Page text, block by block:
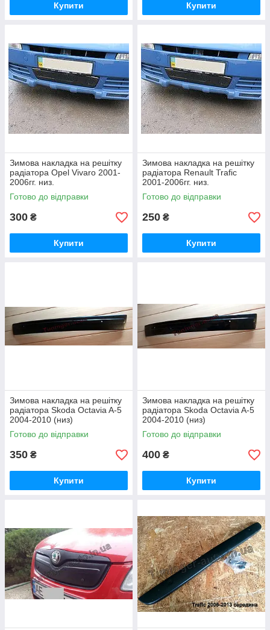
Купити Купити
Зимова накладка на решітку
радіатора Opel Vivaro 2001-
2006гг. низ.
Готово до відправки
300 ₴
Купити
Зимова накладка на решітку
радіатора Renault Trafic
2001-2006гг. низ.
Готово до відправки
250 ₴
Купити
Зимова накладка на решітку
радіатора Skoda Octavia A-5
2004-2010 (низ)
Готово до відправки
350 ₴
Купити
Зимова накладка на решітку
радіатора Skoda Octavia A-5
2004-2010 (низ)
Готово до відправки
400 ₴
Купити